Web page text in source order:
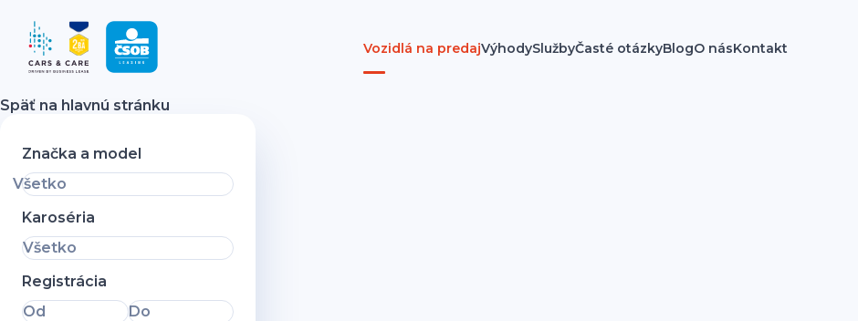
Vozidlá na predajVýhodySlužbyČasté otázkyBlogO násKontakt
Späť na hlavnú stránku
Značka a model
Všetko
Karoséria
Všetko
Registrácia
Od
Do